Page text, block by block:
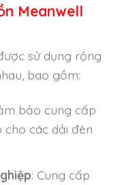
Meanwell
sử dụng rộng
bao gồm:
bảo cung cấp
cho các dải đèn
: Cung cấp